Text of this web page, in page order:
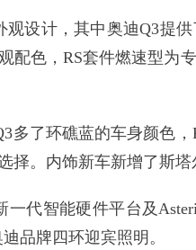
计，其中奥迪Q3提供
配色，RS套件燃速型为
了环礁蓝的车身颜色，
择。内饰新车新增了斯
智能硬件平台及
品牌四环迎宾照明。